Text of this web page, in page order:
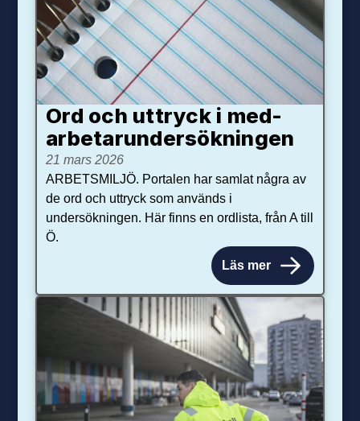
Ord och uttryck i med­­
arbetar­­under­sökningen
21 mars 2026
ARBETSMILJÖ. Portalen har samlat några av
de ord och uttryck som används i
undersökningen. Här finns en ordlista, från A till
Ö.
Läs mer